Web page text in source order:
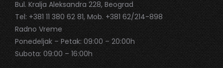
Bul. Kralja Aleksandra 228, Beograd
Tel: +381 11 380 62 81, Mob. +381 62/214-898
Radno Vreme
Ponedeljak – Petak: 09:00 – 20:00h
Subota: 09:00 – 16:00h